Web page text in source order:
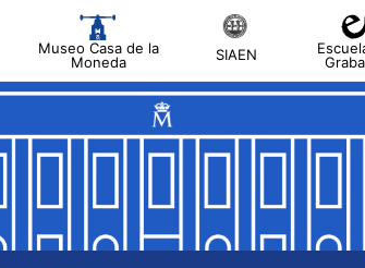
Museo Casa de la
Moneda
SIAEN